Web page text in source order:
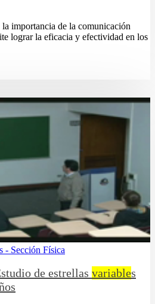
importancia de la comunicación
lograr la eficacia y efectividad en los
- Sección Física
de estrellas variables